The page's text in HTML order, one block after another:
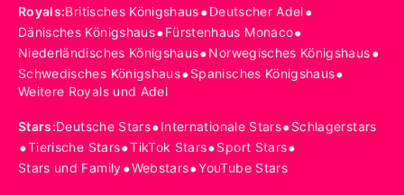
Royals:Britisches Königshaus•Deutscher Adel•
Dänisches Königshaus•Fürstenhaus Monaco•
Niederländisches Königshaus•Norwegisches Königshaus•
Schwedisches Königshaus•Spanisches Königshaus•
Weitere Royals und Adel
Stars:Deutsche Stars•Internationale Stars•Schlagerstars
•Tierische Stars•TikTok Stars•Sport Stars•
Stars und Family•Webstars•YouTube Stars